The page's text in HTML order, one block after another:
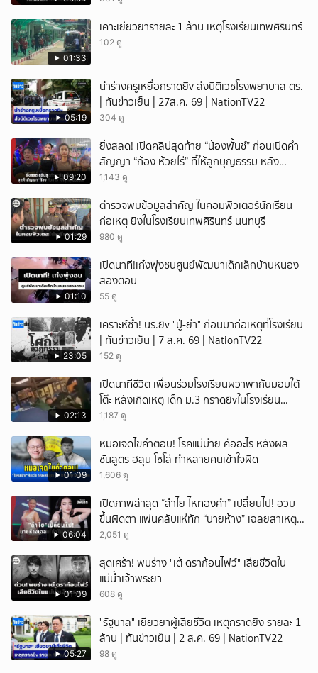
01:33
เคาะเยียวยารายละ 1 ล้าน เหตุโรงเรียนเทพศิรินทร์
102 ดู
05:19
นำร่างครูเหยื่อกราดยิv ส่งนิติเวชโรงพยาบาล ตร.
| ทันข่าวเย็น | 27ส.ค. 69 | NationTV22
304 ดู
09:20
ยิ่งสลด! เปิดคลิปสุดท้าย “น้องพั้นช์” ก่อนเปิดคำ
สัญญา “ก้อง ห้วยไร่” ที่ให้ลูกบุญธรรม หลัง
ลาโลก!
1,143 ดู
01:29
ตำรวจพบข้อมูลสำคัญ ในคอมพิวเตอร์นักเรียน
ก่อเหตุ ยิงในโรงเรียนเทพศิรินทร์ นนทบุรี
980 ดู
01:10
เปิดนาที!เก๋งพุ่งชนศูนย์พัฒนาเด็กเล็กบ้านหนอง
สองตอน
55 ดู
23:05
เคราะห์ซ้ำ! นร.ยิv "ปู่-ย่า" ก่อนมาก่อเหตุที่โรงเรียน
| ทันข่าวเย็น | 7 ส.ค. 69 | NationTV22
152 ดู
02:13
เปิดนาทีชีวิต เพื่อนร่วมโรงเรียนผวาพากันมอบใต้
โต๊ะ หลังเกิดเหตุ เด็ก ม.3 กราดยิvในโรงเรียน
เทพศิรินทร์นนท์ แบบไม่เลือกหน้า เสียงปืนดังสนั่น
1,187 ดู
01:09
หมอเจดไขคำตอบ! โรคแม่ม่าย คืออะไร หลังผล
ชันสูตร ฮลุน โซโล่ ทำหลายคนเข้าใจผิด
1,606 ดู
06:04
เปิดภาพล่าสุด “ลำไย ไหทองคำ” เปลี่ยนไป! อวบ
ขึ้นผิดตา แฟนคลับแห่ทัก “นายห้าง” เฉลยสาเหตุ
ชัด!
2,051 ดู
01:09
สุดเศร้า! พบร่าง "เต้ ดราก้อนไฟว์" เสียชีวิตใน
แม่น้ำเจ้าพระยา
608 ดู
05:27
"รัฐบาล" เยียวยาผู้เสียชีวิต เหตุกราดยิง รายละ 1
ล้าน | ทันข่าวเย็น | 2 ส.ค. 69 | NationTV22
98 ดู